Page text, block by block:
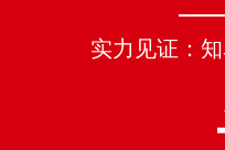
实力见证：